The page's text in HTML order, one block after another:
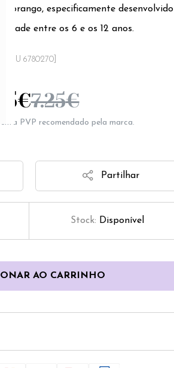
especificamente desenvolvido
idade entre os 6 e os 12 anos.
[SKU 6780270]
€7.25€
PVP recomendado pela marca.
Partilhar
Stock: Disponível
AO CARRINHO